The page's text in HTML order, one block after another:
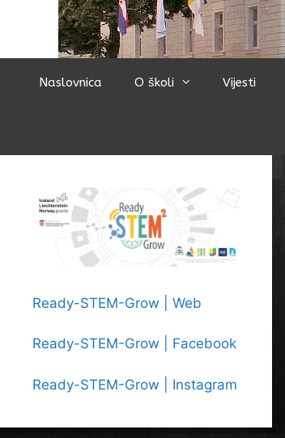
Naslovnica O školi Vijesti
Ready-STEM-Grow | Web
Ready-STEM-Grow | Facebook
Ready-STEM-Grow | Instagram